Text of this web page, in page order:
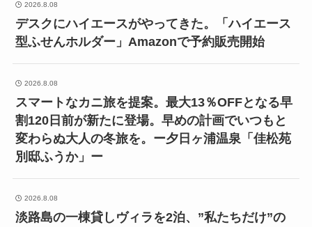
2026.8.08
デスクにハイエースがやってきた。「ハイエース
型ふせんホルダー」Amazonで予約販売開始
2026.8.08
スマートなカニ旅を提案。最大13％OFFとなる早
割120日前が新たに登場。早めの計画でいつもと
変わらぬ大人の冬旅を。ー夕日ヶ浦温泉「佳松苑
別邸ふうか」ー
2026.8.08
淡路島の一棟貸しヴィラを2泊、”私たちだけ”の